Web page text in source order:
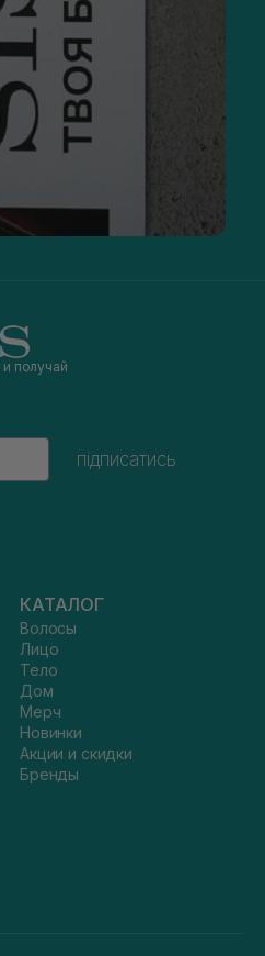
и получай
підписатись
КАТАЛОГ
Волосы
Лицо
Тело
Дом
Мерч
Новинки
Акции и скидки
Бренды